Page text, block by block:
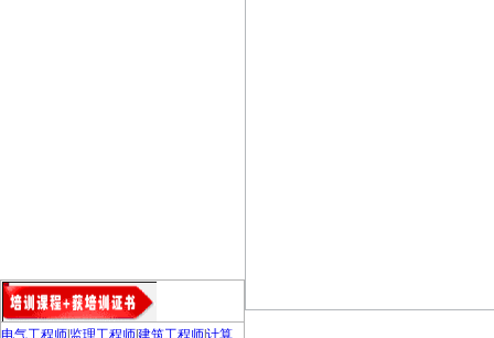
电气工程师 监理工程师建筑工程师计算